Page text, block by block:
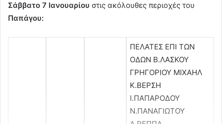
Σάββατο 7 Ιανουαρίου στις ακόλουθες περιοχές του
Παπάγου:
ΠΕΛΑΤΕΣ ΕΠΙ ΤΩΝ
ΟΔΩΝ Β.ΛΑΣΚΟΥ
ΓΡΗΓΟΡΙΟΥ ΜΙΧΑΗΛ
Κ.ΒΕΡΣΗ
Ι.ΠΑΠΑΡΟΔΟΥ
Ν.ΠΑΝΑΓΙΩΤΟΥ